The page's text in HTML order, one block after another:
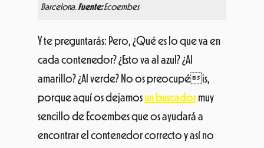
Barcelona.Fuente:Ecoembes
Y te preguntarás: Pero, ¿Qué es lo que va en
cada contenedor? ¿Esto va al azul? ¿Al
amarillo? ¿Al verde? No os preocupéis,
porque aquí os dejamosun buscadormuy
sencillo de Ecoembes que os ayudará a
encontrar el contenedor correcto y así no